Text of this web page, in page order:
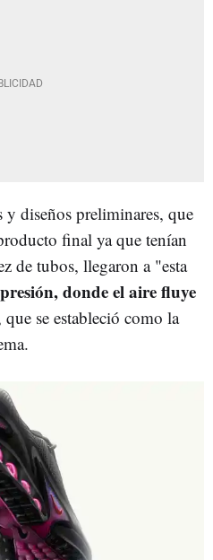
y diseños preliminares, que
final ya que tenían
de tubos, llegaron a "esta
donde el aire fluye
que se estableció como la